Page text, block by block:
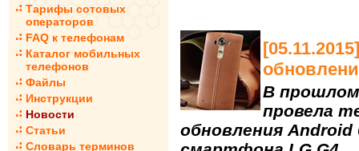
Тарифы сотовых
операторов
FAQ к телефонам
Каталог мобильных
телефонов
Файлы
Инструкции
Новости
Статьи
Словарь терминов
В прошлом
провела
обновления Android